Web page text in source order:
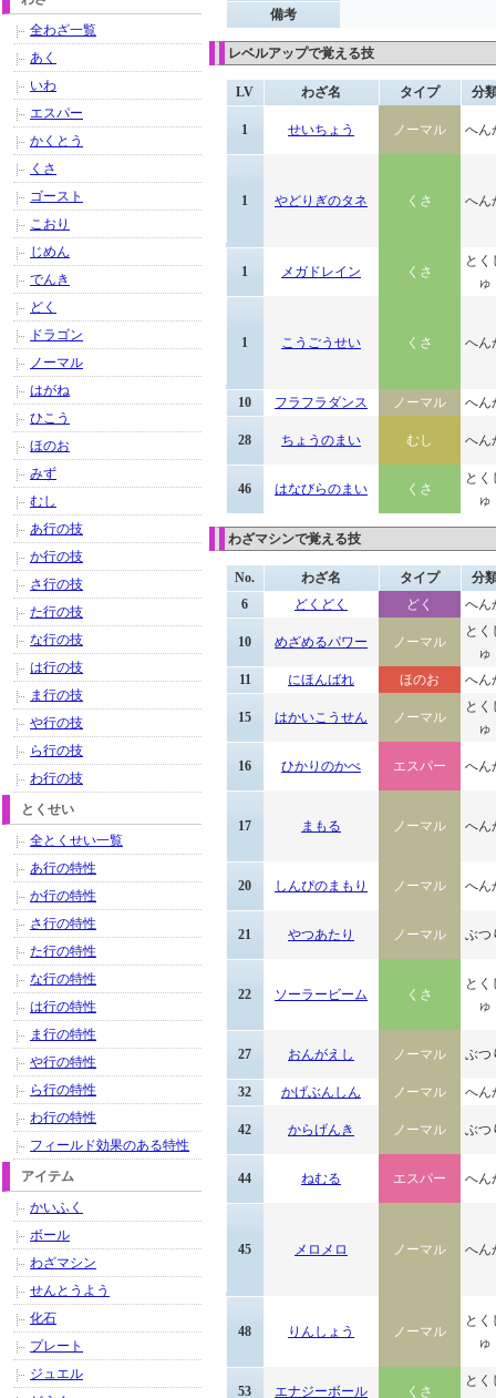
備考
レベルアップで覚える技
LV わざ名 タイプ 分
1 せいちょう ノーマル へん
1 やどりぎのタネ くさ へん
1 メガドレイン くさ
とく
ゅ
1 こうごうせい くさ へん
10 フラフラダンス ノーマル へん
28 ちょうのまい むし へん
46 はなびらのまい くさ
とく
ゅ
わざマシンで覚える技
No. わざ名 タイプ
分
6
どくどく どく へん
10 めざめるパワー ノーマル
とく
ゅ
11
にほんばれ ほのお へん
15 はかいこうせん ノーマル
とく
ゅ
16 ひかりのかべ エスパー へん
17 まもる ノーマル へん
20 しんぴのまもり ノーマル へん
21 やつあたり ノーマル ぶつ
22 ソーラービーム くさ
とく
ゅ
27 おんがえし ノーマル ぶつ
32 かげぶんしん ノーマル へん
42 からげんき ノーマル ぶつ
44 ねむる エスパー へん
45 メロメロ ノーマル へん
48 りんしょう ノーマル
とく
ゅ
53 エナジーボール くさ
とく
全わざ一覧
あく
いわ
エスパー
かくとう
くさ
ゴースト
こおり
じめん
でんき
どく
ドラゴン
ノーマル
はがね
ひこう
ほのお
みず
むし
あ行の技
か行の技
さ行の技
た行の技
な行の技
は行の技
ま行の技
や行の技
ら行の技
わ行の技
とくせい
全とくせい一覧
あ行の特性
か行の特性
さ行の特性
た行の特性
な行の特性
は行の特性
ま行の特性
や行の特性
ら行の特性
わ行の特性
フィールド効果のある特性
アイテム
かいふく
ボール
わざマシン
せんとうよう
化石
プレート
ジュエル